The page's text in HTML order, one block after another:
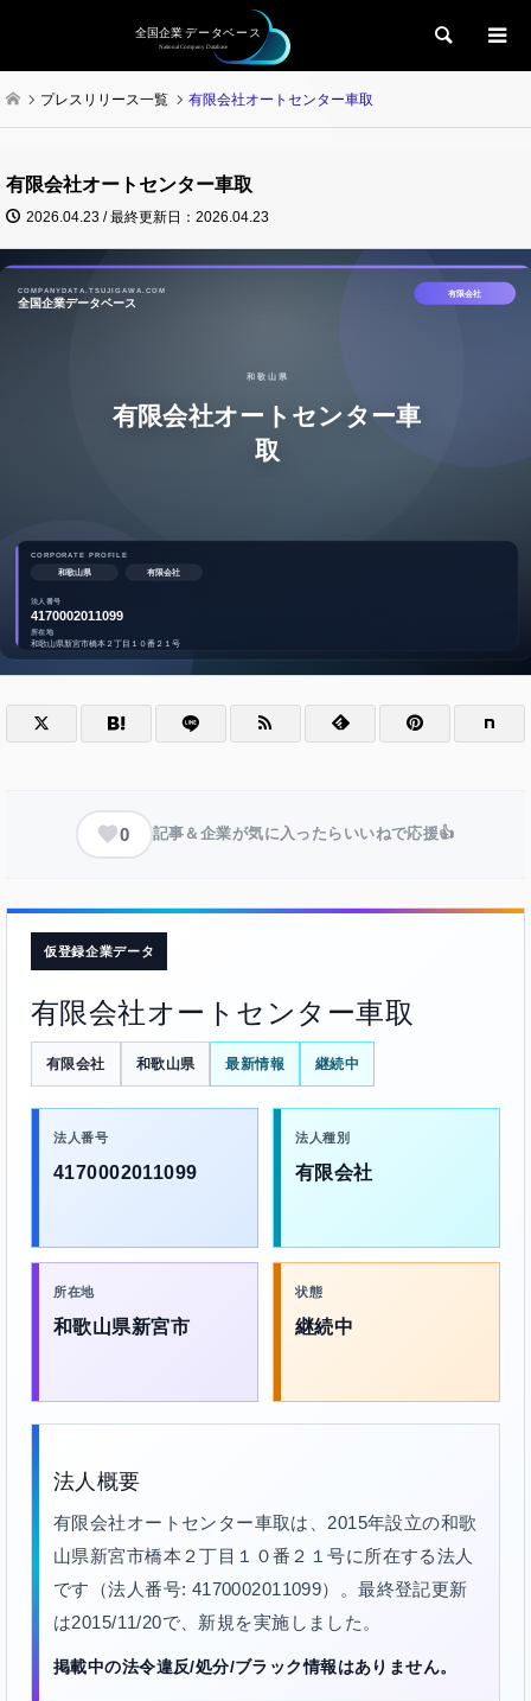
検索
プレスリリース一覧 有限会社オートセンター車取
有限会社オートセンター車取
2026.04.23 / 最終更新日：2026.04.23
0 記事＆企業が気に入ったらいいねで応援👍
仮登録企業データ
有限会社オートセンター車取
有限会社 和歌山県 最新情報 継続中
法人番号
4170002011099
法人種別
有限会社
所在地
和歌山県新宮市
状態
継続中
法人概要
有限会社オートセンター車取は、2015年設立の和歌
山県新宮市橋本２丁目１０番２１号に所在する法人
です（法人番号: 4170002011099）。最終登記更新
は2015/11/20で、新規を実施しました。
掲載中の法令違反/処分/ブラック情報はありません。